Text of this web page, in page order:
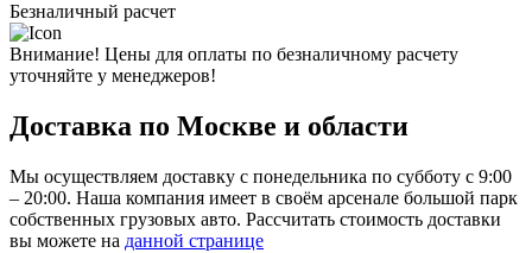
Безналичный расчет
Внимание! Цены для оплаты по безналичному расчету
уточняйте у менеджеров!
Доставка по Москве и области
Мы осуществляем доставку с понедельника по субботу с 9:00
– 20:00. Наша компания имеет в своём арсенале большой парк
собственных грузовых авто. Рассчитать стоимость доставки
вы можете на данной странице